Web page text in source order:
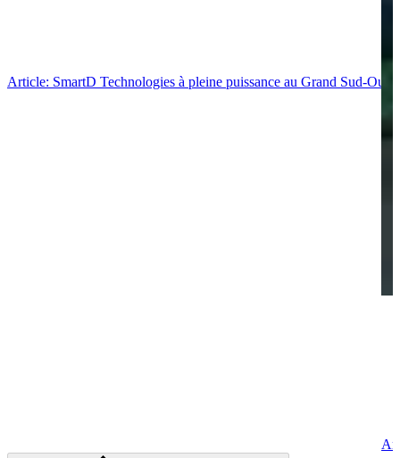
Article: SmartD Technologies à pleine puissance au Grand Sud-Ouest